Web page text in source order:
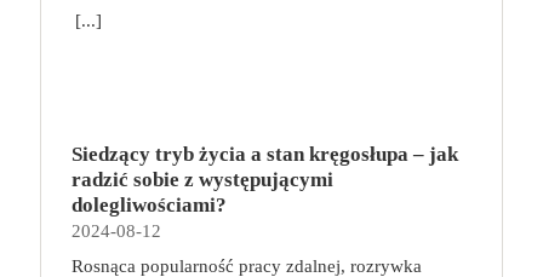
scenarzysty Frederic Maupome. Ten tom nosi tytuł
przed odkryciem, kim są. W tej serii autorzy
podejmują takie tematy, jak poszukiwanie
tożsamości, rodziny, samotności i odmienności pod
przykrywką opowieści o superbohaterach. W
trzecim tomie rodzeństwo znalazło się w policyjnym
[...]
Siedzący tryb życia a stan kręgosłupa – jak
radzić sobie z występującymi
dolegliwościami?
2024-08-12
Rosnąca popularność pracy zdalnej, rozrywka